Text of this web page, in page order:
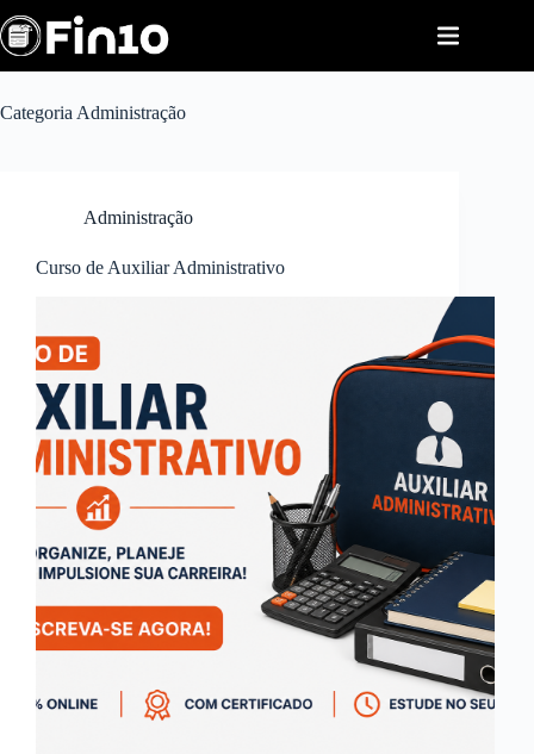
para
o
conteúdo
Categoria Administração
Administração
Curso de Auxiliar Administrativo